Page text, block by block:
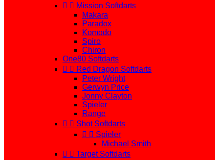
  Mission Softdarts
Makara
Paradox
Komodo
Spiro
Chiron
One80 Softdarts
  Red Dragon Softdarts
Peter Wright
Gerwyn Price
Jonny Clayton
Spieler
Range
  Shot Softdarts
  Spieler
Michael Smith
  Target Softdarts